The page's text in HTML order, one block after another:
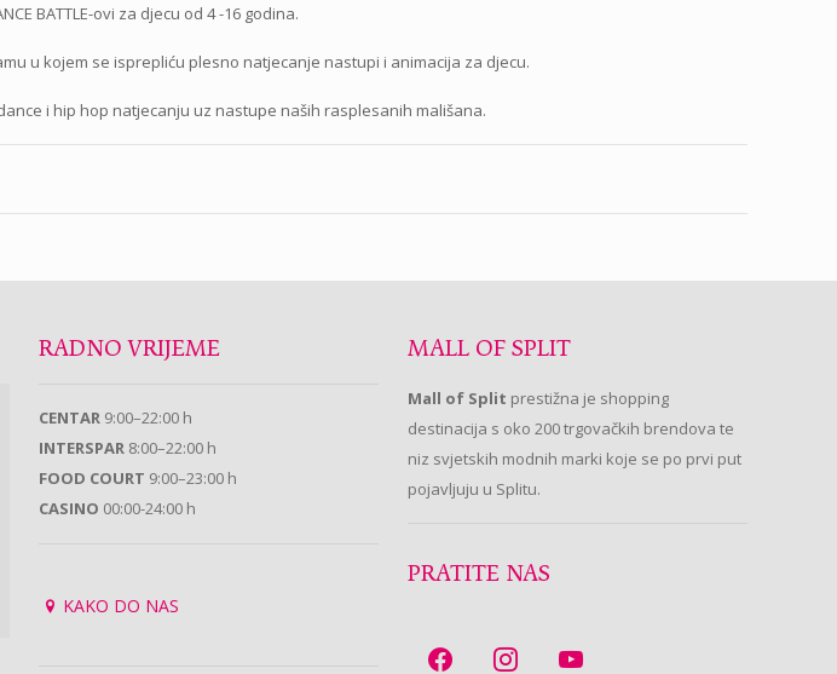
BATTLE-ovi za djecu od 4 -16 godina.
u kojem se isprepliću plesno natjecanje nastupi i animacija za djecu.
i hip hop natjecanju uz nastupe naših rasplesanih mališana.
RADNO VRIJEME
CENTAR 9:00–22:00 h
INTERSPAR 8:00–22:00 h
FOOD COURT 9:00–23:00 h
CASINO 00:00-24:00 h
KAKO DO NAS
MALL OF SPLIT
Mall of Split prestižna je shopping
destinacija s oko 200 trgovačkih brendova te
niz svjetskih modnih marki koje se po prvi put
pojavljuju u Splitu.
PRATITE NAS